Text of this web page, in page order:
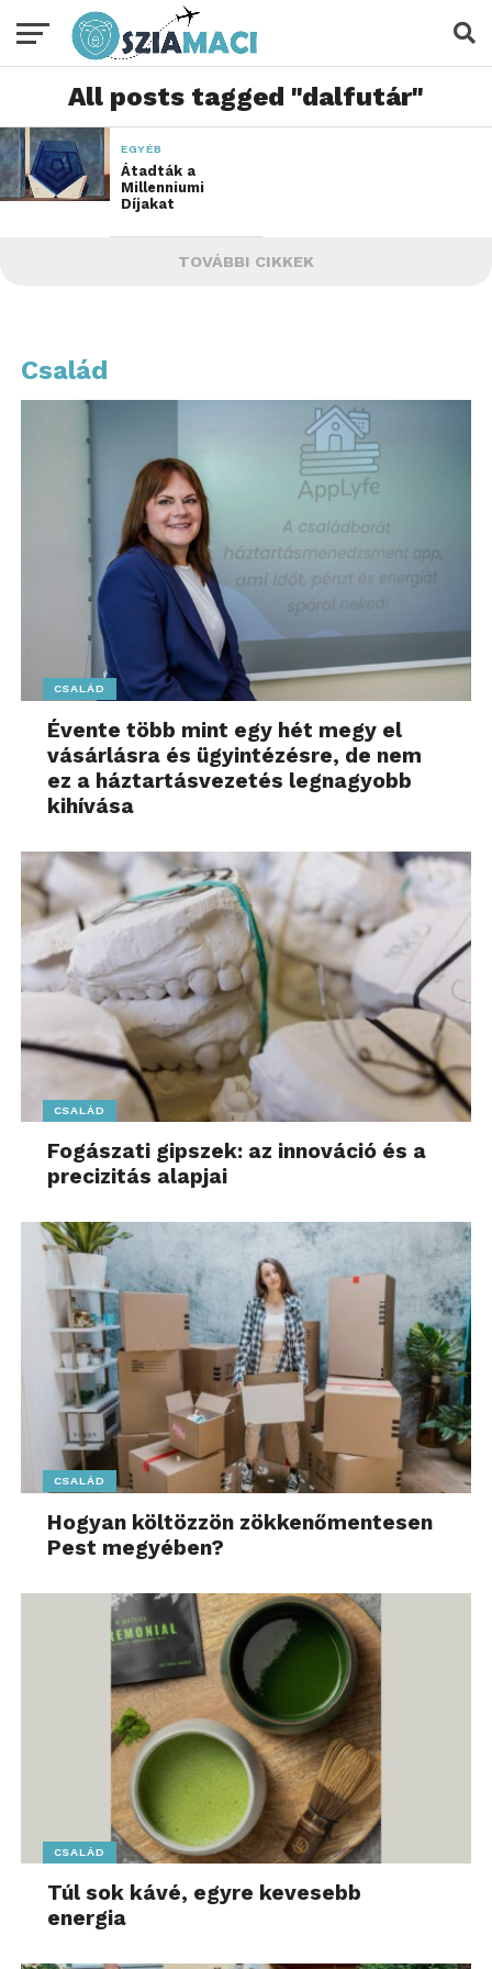
All posts tagged "dalfutár"
EGYÉB
Átadták a
Millenniumi
Díjakat
TOVÁBBI CIKKEK
Család
CSALÁD
Évente több mint egy hét megy el
vásárlásra és ügyintézésre, de nem
ez a háztartásvezetés legnagyobb
kihívása
CSALÁD
Fogászati gipszek: az innováció és a
precizitás alapjai
CSALÁD
Hogyan költözzön zökkenőmentesen
Pest megyében?
CSALÁD
Túl sok kávé, egyre kevesebb
energia